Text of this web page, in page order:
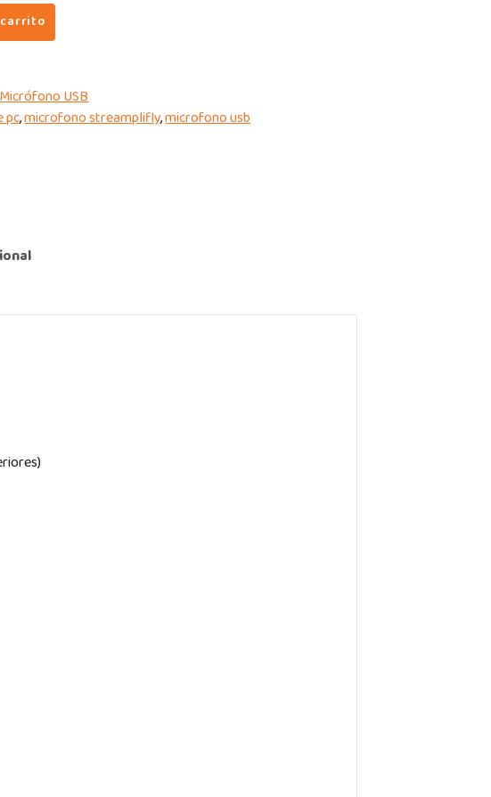
Micrófono USB
pc,microfono streamplifly,microfono usb